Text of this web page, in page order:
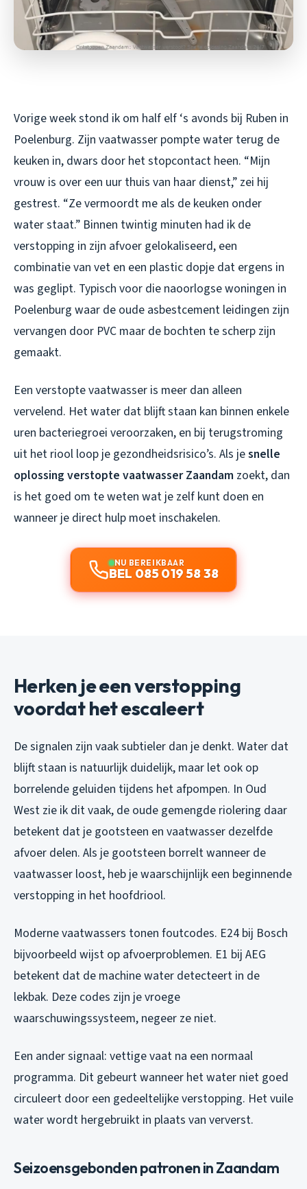
Vorige week stond ik om half elf ‘s avonds bij Ruben in
Poelenburg. Zijn vaatwasser pompte water terug de
keuken in, dwars door het stopcontact heen. “Mijn
vrouw is over een uur thuis van haar dienst,” zei hij
gestrest. “Ze vermoordt me als de keuken onder
water staat.” Binnen twintig minuten had ik de
verstopping in zijn afvoer gelokaliseerd, een
combinatie van vet en een plastic dopje dat ergens in
was geglipt. Typisch voor die naoorlogse woningen in
Poelenburg waar de oude asbestcement leidingen zijn
vervangen door PVC maar de bochten te scherp zijn
gemaakt.
Een verstopte vaatwasser is meer dan alleen
vervelend. Het water dat blijft staan kan binnen enkele
uren bacteriegroei veroorzaken, en bij terugstroming
uit het riool loop je gezondheidsrisico’s. Als jesnelle
oplossing verstopte vaatwasser Zaandam zoekt, dan
is het goed om te weten wat je zelf kunt doen en
wanneer je direct hulp moet inschakelen.
NU BEREIKBAAR
BEL 085 019 58 38
Herken je een verstopping
voordat het escaleert
De signalen zijn vaak subtieler dan je denkt. Water dat
blijft staan is natuurlijk duidelijk, maar let ook op
borrelende geluiden tijdens het afpompen. In Oud
West zie ik dit vaak, de oude gemengde riolering daar
betekent dat je gootsteen en vaatwasser dezelfde
afvoer delen. Als je gootsteen borrelt wanneer de
vaatwasser loost, heb je waarschijnlijk een beginnende
verstopping in het hoofdriool.
Moderne vaatwassers tonen foutcodes. E24 bij Bosch
bijvoorbeeld wijst op afvoerproblemen. E1 bij AEG
betekent dat de machine water detecteert in de
lekbak. Deze codes zijn je vroege
waarschuwingssysteem, negeer ze niet.
Een ander signaal: vettige vaat na een normaal
programma. Dit gebeurt wanneer het water niet goed
circuleert door een gedeeltelijke verstopping. Het vuile
water wordt hergebruikt in plaats van ververst.
Seizoensgebonden patronen in Zaandam